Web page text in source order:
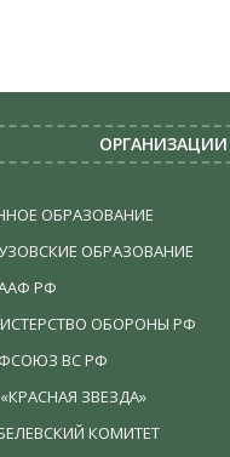
ОРГАНИЗАЦИИ
ОБРАЗОВАНИЕ
ОБРАЗОВАНИЕ
РФ
ОБОРОНЫ РФ
ВС РФ
ЗВЕЗДА»
КОМИТЕТ